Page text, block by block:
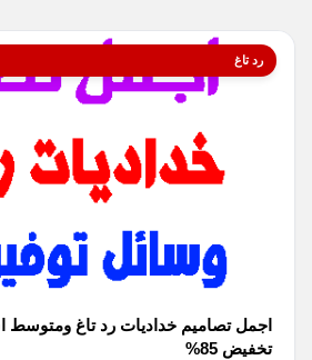
رد تاغ
اجمل تصاميم خداديات رد تاغ ومتوسط
تخفيض 85%